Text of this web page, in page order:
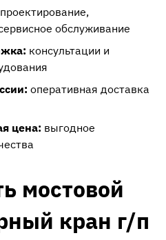
проектирование,
обслуживание
консультации и
оперативная доставка
цена: выгодное
мостовой
кран г/п